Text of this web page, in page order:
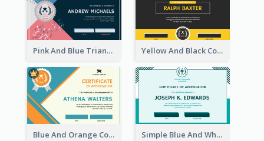
Pink And Blue Triangles Confetti Celebration Certificate Yellow And Black Contrast Simple Certificate
Blue And Orange Company Triangles With Badge Certificate Simple Blue And White Rectangle Certificate